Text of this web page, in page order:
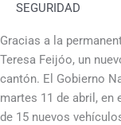
SEGURIDAD
Gracias a la
Teresa Feijóo, un
cantón. El Gobierno
martes 11 de abril, en
de 15 nuevos